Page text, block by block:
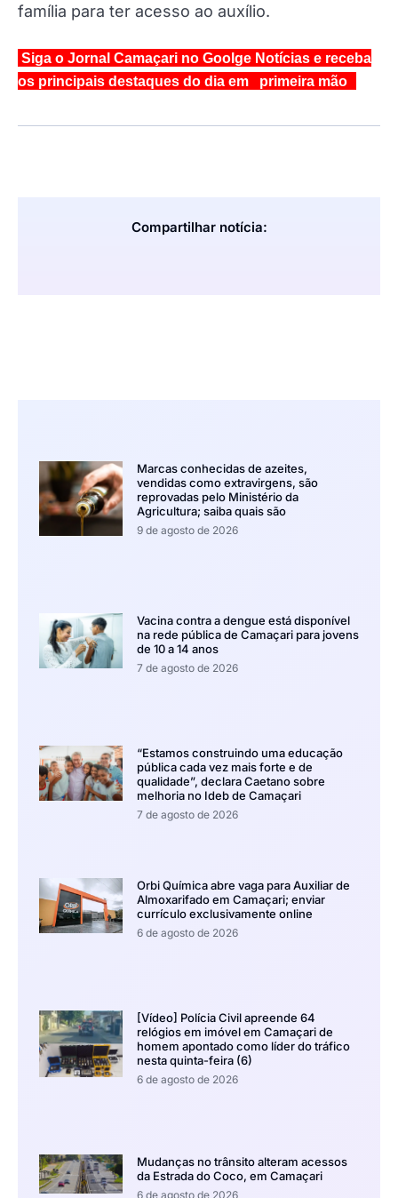
família para ter acesso ao auxílio.
Siga o Jornal Camaçari no Goolge Notícias e receba
os principais destaques do dia em primeira mão
Compartilhar notícia:
Marcas conhecidas de azeites,
vendidas como extravirgens, são
reprovadas pelo Ministério da
Agricultura; saiba quais são
9 de agosto de 2026
Vacina contra a dengue está disponível
na rede pública de Camaçari para jovens
de 10 a 14 anos
7 de agosto de 2026
“Estamos construindo uma educação
pública cada vez mais forte e de
qualidade”, declara Caetano sobre
melhoria no Ideb de Camaçari
7 de agosto de 2026
Orbi Química abre vaga para Auxiliar de
Almoxarifado em Camaçari; enviar
currículo exclusivamente online
6 de agosto de 2026
[Vídeo] Polícia Civil apreende 64
relógios em imóvel em Camaçari de
homem apontado como líder do tráfico
nesta quinta-feira (6)
6 de agosto de 2026
Mudanças no trânsito alteram acessos
da Estrada do Coco, em Camaçari
6 de agosto de 2026